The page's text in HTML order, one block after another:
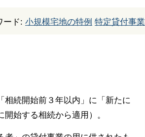
ード: 小規模宅地の特例 特定貸付事業
続開始前３年以内」に「新たに
始する相続から適用）。